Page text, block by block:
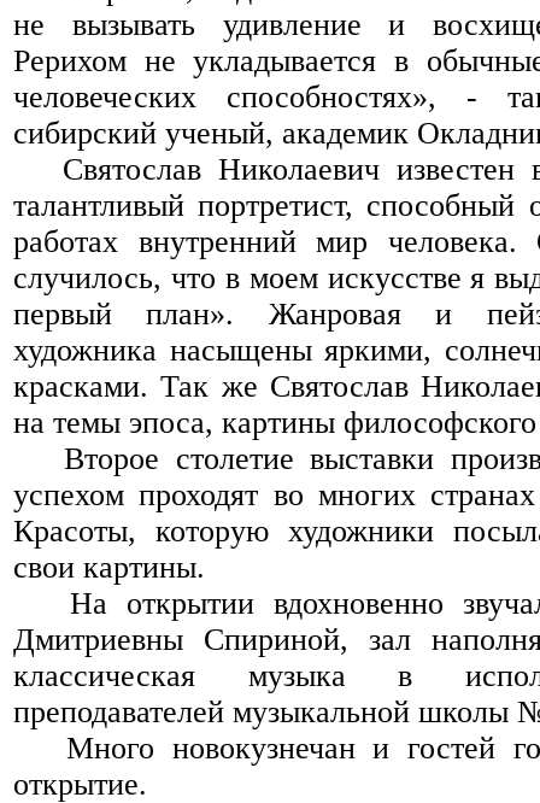
не вызывать удивление и
Рерихом не укладывается в
человеческих способностях», -
сибирский ученый, академик
Святослав Николаевич известен
талантливый портретист, способный
работах внутренний мир
случилось, что в моем искусстве я
первый план». Жанровая и
художника насыщены яркими,
красками. Так же Святослав
на темы эпоса, картины
Второе столетие выставки
успехом проходят во многих
Красоты, которую художники
свои картины.
На открытии вдохновенно
Дмитриевны Спириной, зал
классическая музыка в
преподавателей музыкальной школы
Много новокузнечан и гостей
открытие.